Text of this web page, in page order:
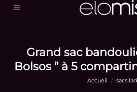
Passer
Grand sac
Bolsos ” à 5
Accueil / sacs